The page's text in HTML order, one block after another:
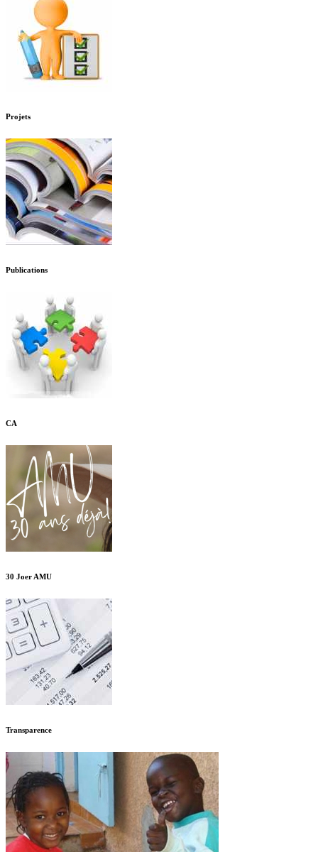
Projets
Publications
CA
30 Joer AMU
Transparence